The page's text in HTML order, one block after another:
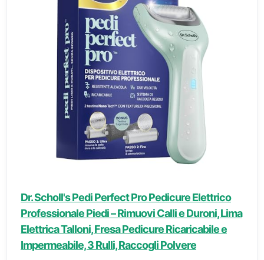
Dr. Scholl's Pedi Perfect Pro Pedicure Elettrico
Professionale Piedi – Rimuovi Calli e Duroni, Lima
Elettrica Talloni, Fresa Pedicure Ricaricabile e
Impermeabile, 3 Rulli, Raccogli Polvere